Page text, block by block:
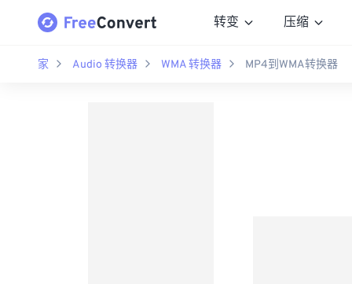
转变 压缩
家 Audio 转换器 WMA 转换器 MP4到WMA转换器